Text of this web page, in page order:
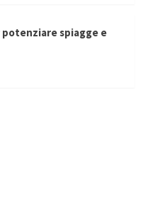
spiagge e